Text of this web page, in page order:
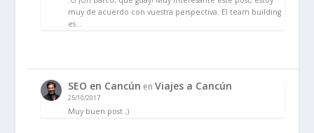
muy de acuerdo con vuestra perspectiva. El team building
es…
SEO en Cancún enViajes a Cancún
25/10/2017
Muy buen post ;)